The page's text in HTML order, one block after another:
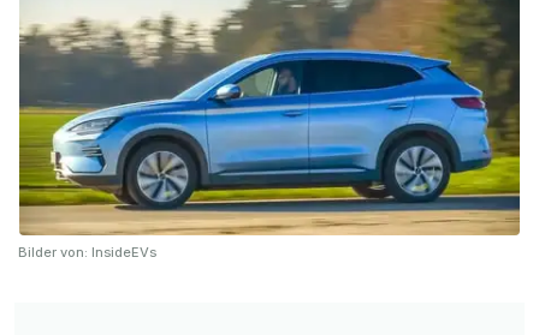
Bilder von: InsideEVs